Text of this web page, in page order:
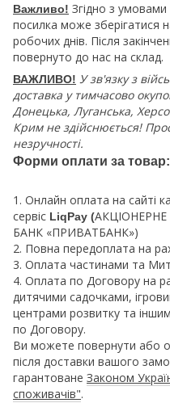
Важливо! Згідно з
посилка може зберігатися
робочих днів. Після
повернуто до нас на склад.
ВАЖЛИВО! У зв'язку з
доставка у тимчасово
Донецька, Луганська,
Крим не здійснюється!
незручності.
Форми оплати за товар:
1. Онлайн оплата на сайті
сервіс LiqPay (
БАНК «ПРИВАТБАНК»)
2. Повна передоплата на
3. Оплата частинами та
4. Оплата по Договору на
дитячими садочками,
центрами розвитку та
по Договору.
Ви можете повернути або
після доставки вашого
гарантоване Законом
споживачів".